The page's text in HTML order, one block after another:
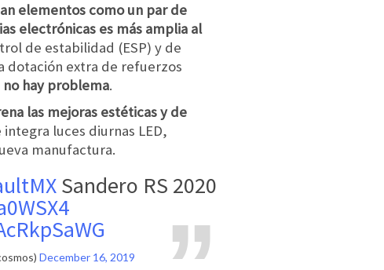
elementos como un par de
electrónicas es más amplia al
de estabilidad (ESP) y de
dotación extra de refuerzos
hay problema.
las mejoras estéticas y de
integra luces diurnas LED,
manufactura.
Sandero RS 2020
December 16, 2019